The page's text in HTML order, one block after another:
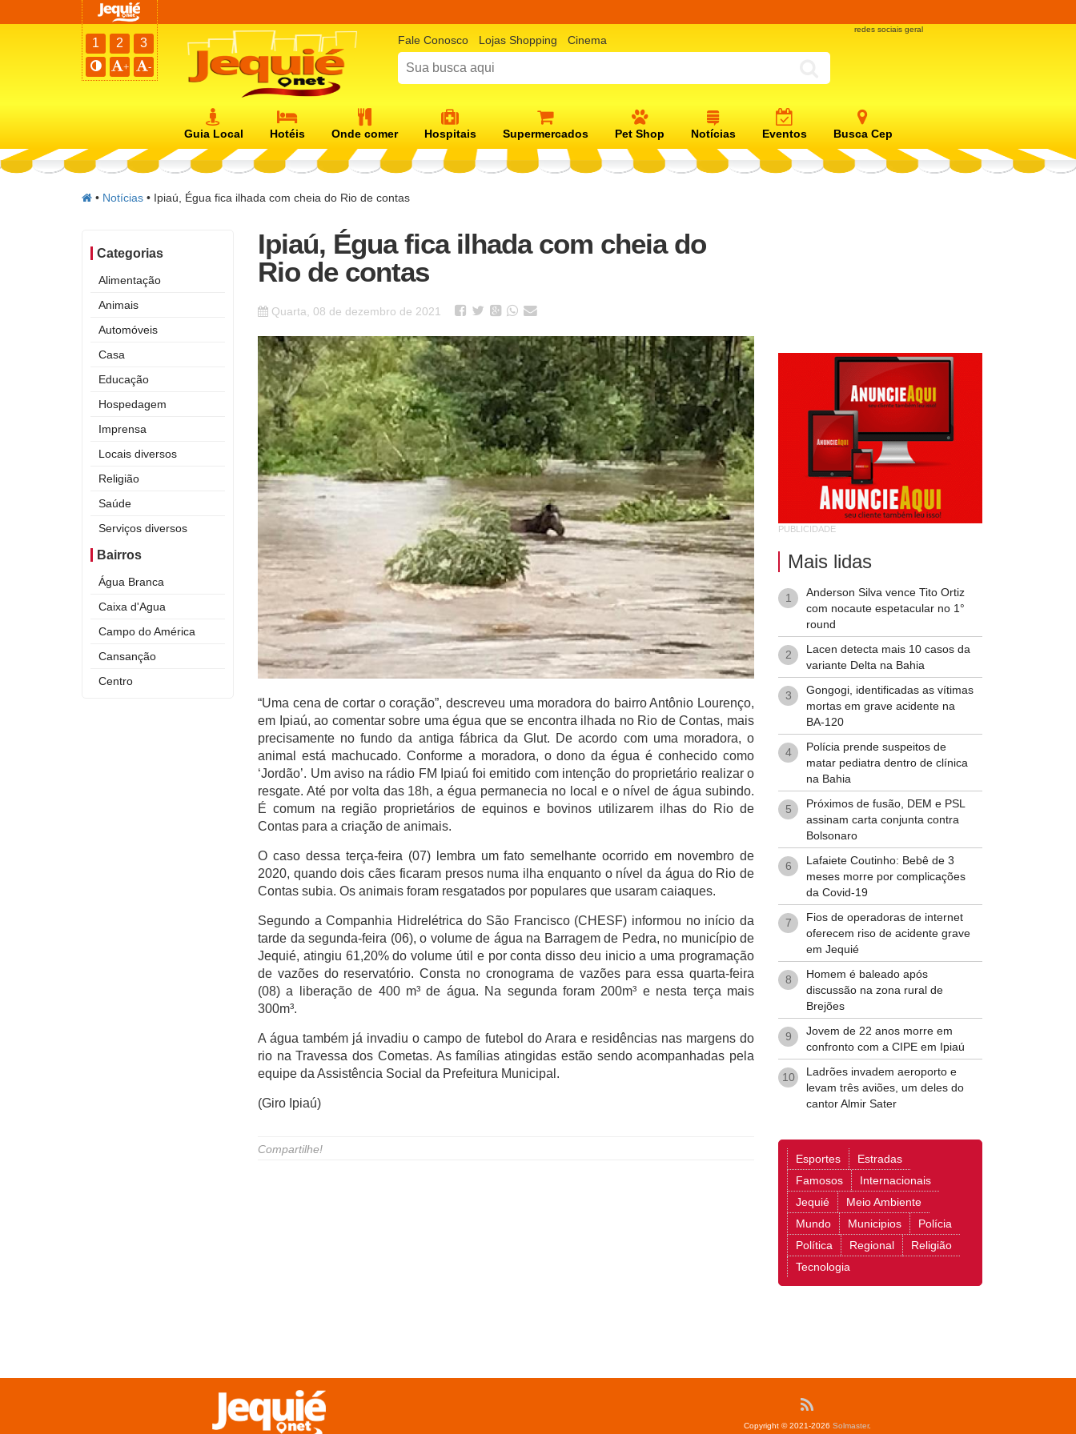
1 2 3
+ -
Fale Conosco Lojas Shopping Cinema
redes sociais geral
Guia Local Hotéis Onde comer Hospitais Supermercados Pet Shop Notícias Eventos Busca Cep
• Notícias • Ipiaú, Égua fica ilhada com cheia do Rio de contas
Ipiaú, Égua fica ilhada com cheia do
Rio de contas
Quarta, 08 de dezembro de 2021
“Uma cena de cortar o coração”, descreveu uma moradora do bairro Antônio Lourenço,
em Ipiaú, ao comentar sobre uma égua que se encontra ilhada no Rio de Contas, mais
precisamente no fundo da antiga fábrica da Glut. De acordo com uma moradora, o
animal está machucado. Conforme a moradora, o dono da égua é conhecido como
‘Jordão’. Um aviso na rádio FM Ipiaú foi emitido com intenção do proprietário realizar o
resgate. Até por volta das 18h, a égua permanecia no local e o nível de água subindo.
É comum na região proprietários de equinos e bovinos utilizarem ilhas do Rio de
Contas para a criação de animais.
O caso dessa terça-feira (07) lembra um fato semelhante ocorrido em novembro de
2020, quando dois cães ficaram presos numa ilha enquanto o nível da água do Rio de
Contas subia. Os animais foram resgatados por populares que usaram caiaques.
Segundo a Companhia Hidrelétrica do São Francisco (CHESF) informou no início da
tarde da segunda-feira (06), o volume de água na Barragem de Pedra, no município de
Jequié, atingiu 61,20% do volume útil e por conta disso deu inicio a uma programação
de vazões do reservatório. Consta no cronograma de vazões para essa quarta-feira
(08) a liberação de 400 m³ de água. Na segunda foram 200m³ e nesta terça mais
300m³.
A água também já invadiu o campo de futebol do Arara e residências nas margens do
rio na Travessa dos Cometas. As famílias atingidas estão sendo acompanhadas pela
equipe da Assistência Social da Prefeitura Municipal.
(Giro Ipiaú)
Compartilhe!
Categorias
Alimentação
Animais
Automóveis
Casa
Educação
Hospedagem
Imprensa
Locais diversos
Religião
Saúde
Serviços diversos
Bairros
Água Branca
Caixa d'Agua
Campo do América
Cansanção
Centro
PUBLICIDADE
Mais lidas
1
Anderson Silva vence Tito Ortiz
com nocaute espetacular no 1°
round
2
Lacen detecta mais 10 casos da
variante Delta na Bahia
3
Gongogi, identificadas as vítimas
mortas em grave acidente na
BA-120
4
Polícia prende suspeitos de
matar pediatra dentro de clínica
na Bahia
5
Próximos de fusão, DEM e PSL
assinam carta conjunta contra
Bolsonaro
6
Lafaiete Coutinho: Bebê de 3
meses morre por complicações
da Covid-19
7
Fios de operadoras de internet
oferecem riso de acidente grave
em Jequié
8
Homem é baleado após
discussão na zona rural de
Brejões
9
Jovem de 22 anos morre em
confronto com a CIPE em Ipiaú
10
Ladrões invadem aeroporto e
levam três aviões, um deles do
cantor Almir Sater
Esportes
Estradas
Famosos
Internacionais
Jequié
Meio Ambiente
Mundo
Municipios
Polícia
Política
Regional
Religião
Tecnologia
Copyright © 2021-2026 Solmaster.